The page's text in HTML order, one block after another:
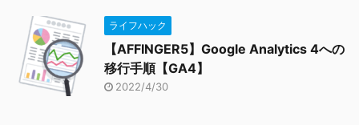
ライフハック
【AFFINGER5】Google Analytics 4への
移行手順【GA4】
2022/4/30